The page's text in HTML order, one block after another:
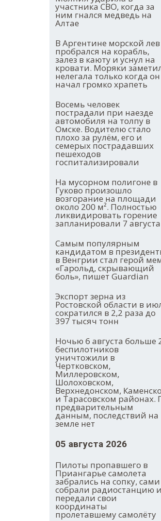
участника СВО, когда за
ним гнался медведь на
Алтае
В Аргентине морской лев
пробрался на корабль,
залез в каюту и уснул на
кровати. Моряки
нелегала только когда он
начал громко храпеть
Восемь человек
пострадали при наезде
автомобиля на толпу в
Омске. Водителю стало
плохо за рулём, его и
семерых пострадавших
пешеходов
госпитализировали
На мусорном полигоне в
Гуково произошло
возгорание на площади
около 200 м². Полностью
ликвидировать горение
запланировали 7 августа
Самым популярным
кандидатом в
в Венгрии стал герой
«Гарольд, скрывающий
боль», пишет Guardian
Экспорт зерна из
Ростовской области в
сократился в 2,2 раза до
397 тысяч тонн
Ночью 6 августа больше
беспилотников
уничтожили в
Чертковском,
Миллеровском,
Шолоховском,
Верхнедонском,
и Тарасовском районах.
предварительным
данным, последствий на
земле нет
05 августа 2026
Пилоты пропавшего в
Приангарье самолета
забрались на сопку, сами
собрали радиостанцию и
передали свои
координаты
пролетавшему самолёту